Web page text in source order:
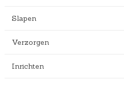
Slapen
Verzorgen
Inrichten